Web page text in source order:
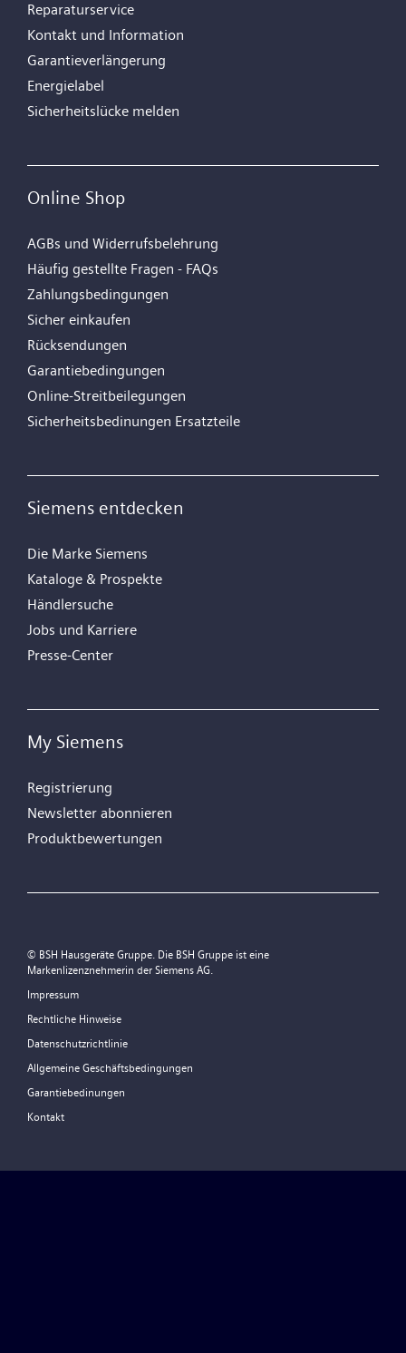
Reparaturservice
Kontakt und Information
Garantieverlängerung
Energielabel
Sicherheitslücke melden
Online Shop
AGBs und Widerrufsbelehrung
Häufig gestellte Fragen - FAQs
Zahlungsbedingungen
Sicher einkaufen
Rücksendungen
Garantiebedingungen
Online-Streitbeilegungen
Sicherheitsbedinungen Ersatzteile
Siemens entdecken
Die Marke Siemens
Kataloge & Prospekte
Händlersuche
Jobs und Karriere
Presse-Center
My Siemens
Registrierung
Newsletter abonnieren
Produktbewertungen
© BSH Hausgeräte Gruppe. Die BSH Gruppe ist eine
Markenlizenznehmerin der Siemens AG.
Impressum
Rechtliche Hinweise
Datenschutzrichtlinie
Allgemeine Geschäftsbedingungen
Garantiebedinungen
Kontakt